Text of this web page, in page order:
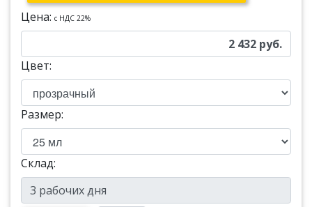
Цена: c НДС 22%
2 432 руб.
Цвет:
Размер:
Склад: